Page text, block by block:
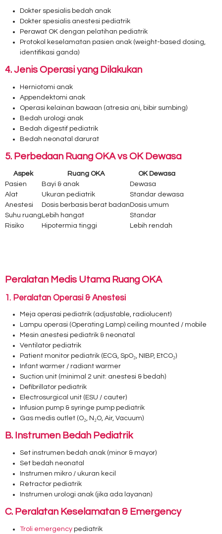
Dokter spesialis bedah anak
Dokter spesialis anestesi pediatrik
Perawat OK dengan pelatihan pediatrik
Protokol keselamatan pasien anak (weight-based dosing,
identifikasi ganda)
4. Jenis Operasi yang Dilakukan
Herniotomi anak
Appendektomi anak
Operasi kelainan bawaan (atresia ani, bibir sumbing)
Bedah urologi anak
Bedah digestif pediatrik
Bedah neonatal darurat
5. Perbedaan Ruang OKA vs OK Dewasa
Aspek Ruang OKA
OK Dewasa
Pasien
Bayi & anak
Dewasa
Alat
Ukuran pediatrik
Standar dewasa
Anestesi
Dosis berbasis berat badan Dosis umum
Suhu ruang Lebih hangat
Standar
Risiko
Hipotermia tinggi Lebih rendah
Peralatan Medis Utama Ruang OKA
1. Peralatan Operasi & Anestesi
Meja operasi pediatrik (adjustable, radiolucent)
Lampu operasi (Operating Lamp) ceiling mounted / mobile
Mesin anestesi pediatrik & neonatal
Ventilator pediatrik
Patient monitor pediatrik (ECG, SpO₂, NIBP, EtCO₂)
Infant warmer / radiant warmer
Suction unit (minimal 2 unit: anestesi & bedah)
Defibrillator pediatrik
Electrosurgical unit (ESU / cauter)
Infusion pump & syringe pump pediatrik
Gas medis outlet (O₂, N₂O, Air, Vacuum)
B. Instrumen Bedah Pediatrik
Set instrumen bedah anak (minor & mayor)
Set bedah neonatal
Instrumen mikro / ukuran kecil
Retractor pediatrik
Instrumen urologi anak (jika ada layanan)
C. Peralatan Keselamatan & Emergency
Troli emergency pediatrik